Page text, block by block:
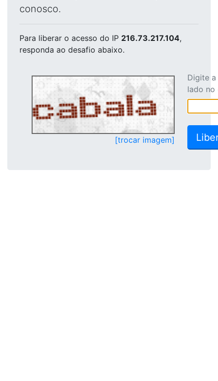
conosco.
Para liberar o acesso do IP 216.73.217.104,
responda ao desafio abaixo.
[trocar imagem]
Digite
lado no